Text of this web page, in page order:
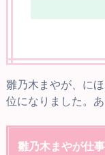
雛乃木まやが、に
位になりました。
雛乃木まやが仕